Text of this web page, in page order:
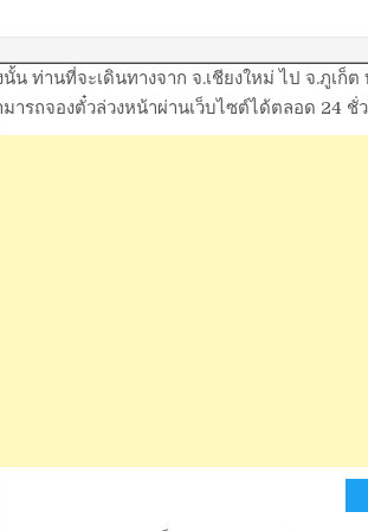
นั้น ท่านที่จะเดินทางจาก จ.เชียงใหม่ ไป จ.ภูเก็
มารถจองตั๋วล่วงหน้าผ่านเว็บไซต์ได้ตลอด 24 ชั่